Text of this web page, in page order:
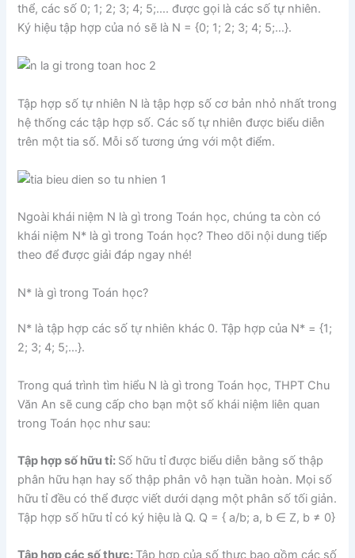
thể, các số 0; 1; 2; 3; 4; 5;…. được gọi là các số tự nhiên.
Ký hiệu tập hợp của nó sẽ là N = {0; 1; 2; 3; 4; 5;…}.
Tập hợp số tự nhiên N là tập hợp số cơ bản nhỏ nhất trong
hệ thống các tập hợp số. Các số tự nhiên được biểu diễn
trên một tia số. Mỗi số tương ứng với một điểm.
Ngoài khái niệm N là gì trong Toán học, chúng ta còn có
khái niệm N* là gì trong Toán học? Theo dõi nội dung tiếp
theo để được giải đáp ngay nhé!
N* là gì trong Toán học?
N* là tập hợp các số tự nhiên khác 0. Tập hợp của N* = {1;
2; 3; 4; 5;…}.
Trong quá trình tìm hiểu N là gì trong Toán học, THPT Chu
Văn An sẽ cung cấp cho bạn một số khái niệm liên quan
trong Toán học như sau:
Tập hợp số hữu tỉ: Số hữu tỉ được biểu diễn bằng số thập
phân hữu hạn hay số thập phân vô hạn tuần hoàn. Mọi số
hữu tỉ đều có thể được viết dưới dạng một phân số tối giản.
Tập hợp số hữu tỉ có ký hiệu là Q. Q = { a/b; a, b ∈ Z, b ≠ 0}